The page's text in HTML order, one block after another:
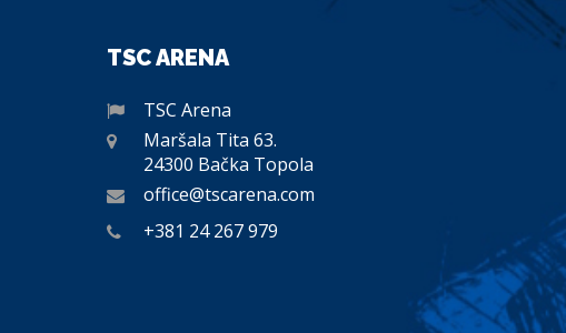
TSC ARENA
TSC Arena
Maršala Tita 63.
24300 Bačka Topola
office@tscarena.com
+381 24 267 979